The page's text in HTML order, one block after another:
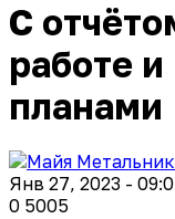
С
работе
планами
Янв 27, 2023 -
0 5005